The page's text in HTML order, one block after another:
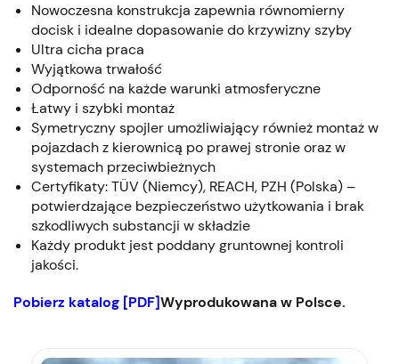
Nowoczesna konstrukcja zapewnia równomierny
docisk i idealne dopasowanie do krzywizny szyby
Ultra cicha praca
Wyjątkowa trwałość
Odporność na każde warunki atmosferyczne
Łatwy i szybki montaż
Symetryczny spojler umożliwiający również montaż w
pojazdach z kierownicą po prawej stronie oraz w
systemach przeciwbieżnych
Certyfikaty: TÜV (Niemcy), REACH, PZH (Polska) –
potwierdzające bezpieczeństwo użytkowania i brak
szkodliwych substancji w składzie
Każdy produkt jest poddany gruntownej kontroli
jakości.
Pobierz katalog [PDF]Wyprodukowana w Polsce.